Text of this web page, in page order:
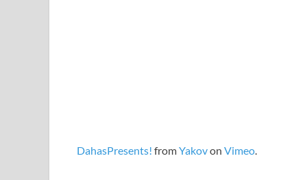
DahasPresents! fromYakovon Vimeo